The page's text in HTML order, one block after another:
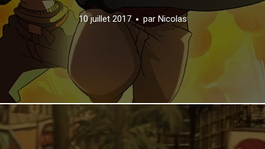
10 juillet 2017 par Nicolas